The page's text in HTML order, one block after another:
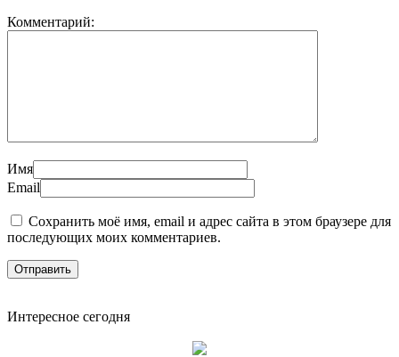
Комментарий:
Имя
Email
Сохранить моё имя, email и адрес сайта в этом браузере для
последующих моих комментариев.
Интересное сегодня